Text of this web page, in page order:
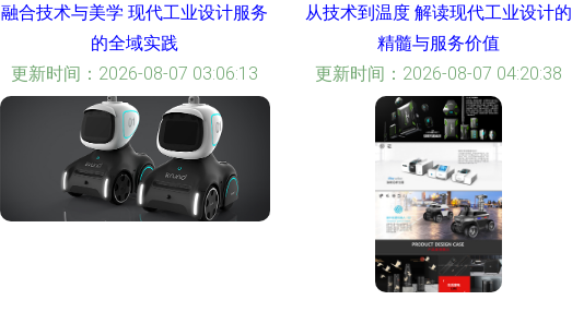
融合技术与美学 现代工业设计服务
的全域实践
更新时间：2026-08-07 03:06:13
从技术到温度 解读现代工业设计的
精髓与服务价值
更新时间：2026-08-07 04:20:38